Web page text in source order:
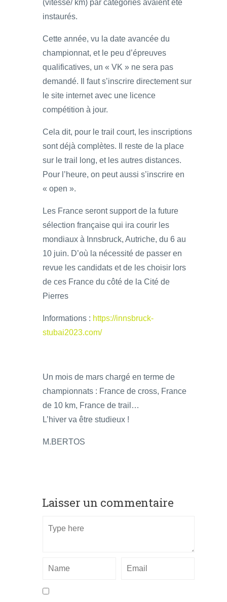
(vitesse/ km) par catégories avaient été
instaurés.
Cette année, vu la date avancée du
championnat, et le peu d’épreuves
qualificatives, un « VK » ne sera pas
demandé. Il faut s’inscrire directement sur
le site internet avec une licence
compétition à jour.
Cela dit, pour le trail court, les inscriptions
sont déjà complètes. Il reste de la place
sur le trail long, et les autres distances.
Pour l’heure, on peut aussi s’inscrire en
« open ».
Les France seront support de la future
sélection française qui ira courir les
mondiaux à Innsbruck, Autriche, du 6 au
10 juin. D’où la nécessité de passer en
revue les candidats et de les choisir lors
de ces France du côté de la Cité de
Pierres
Informations : https://innsbruck-
stubai2023.com/
Un mois de mars chargé en terme de
championnats : France de cross, France
de 10 km, France de trail…
L’hiver va être studieux !
M.BERTOS
Laisser un commentaire